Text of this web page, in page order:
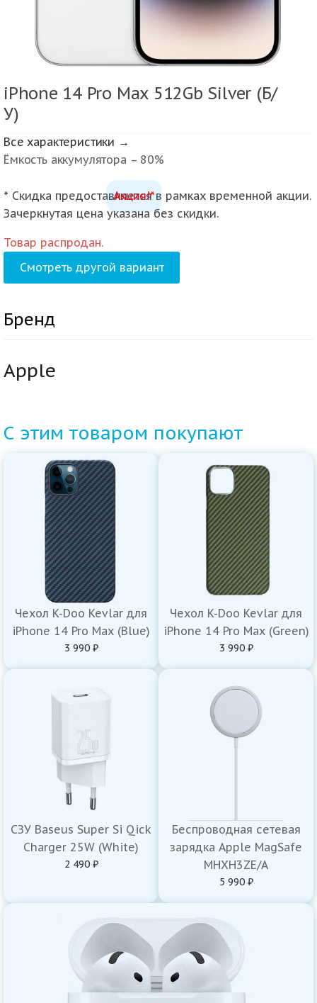
iPhone 14 Pro Max 512Gb Silver (Б/
У)
Все характеристики →
Ёмкость аккумулятора – 80%
Акция!*
* Скидка предоставляется в рамках временной акции.
Зачеркнутая цена указана без скидки.
Товар распродан.
Смотреть другой вариант
Бренд
Apple
С этим товаром покупают
Чехол K-Doo Kevlar для
iPhone 14 Pro Max (Blue)
3 990 ₽
Чехол K-Doo Kevlar для
iPhone 14 Pro Max (Green)
3 990 ₽
СЗУ Baseus Super Si Qick
Charger 25W (White)
2 490 ₽
Беспроводная сетевая
зарядка Apple MagSafe
MHXH3ZE/A
5 990 ₽